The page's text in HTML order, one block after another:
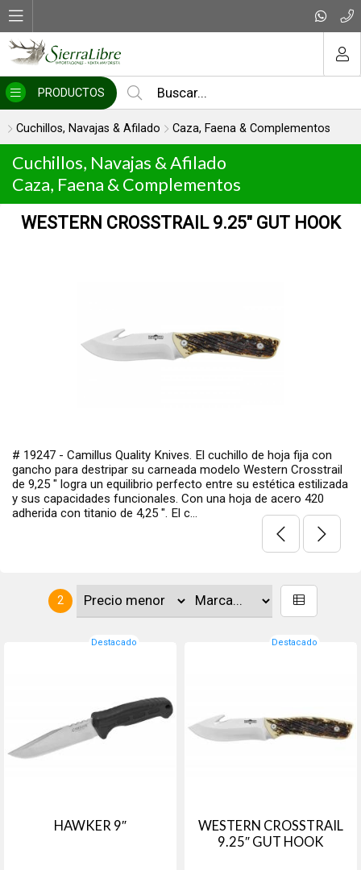
PRODUCTOS
Cuchillos, Navajas & Afilado Caza, Faena & Complementos
Cuchillos, Navajas & Afilado
Caza, Faena & Complementos
WESTERN CROSSTRAIL 9.25″ GUT HOOK
# 19247 - Camillus Quality Knives. El cuchillo de hoja fija con
gancho para destripar su carneada modelo Western Crosstrail
de 9,25 ″ logra un equilibrio perfecto entre su estética estilizada
y sus capacidades funcionales. Con una hoja de acero 420
adherida con titanio de 4,25 ″. El c...
2
Destacado
HAWKER 9″
Destacado
WESTERN CROSSTRAIL
9.25″ GUT HOOK